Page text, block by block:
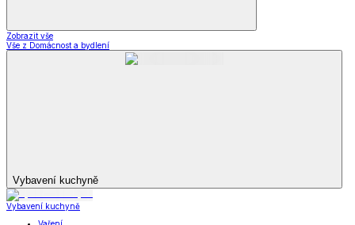
Zobrazit vše
Vše z Domácnost a bydlení
Vybavení kuchyně
Vybavení kuchyně